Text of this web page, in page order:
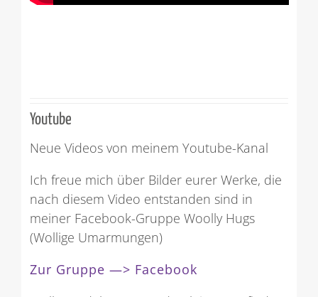
Youtube
Neue Videos von meinem Youtube-Kanal
Ich freue mich über Bilder eurer Werke, die
nach diesem Video entstanden sind in
meiner Facebook-Gruppe Woolly Hugs
(Wollige Umarmungen)
Zur Gruppe —> Facebook